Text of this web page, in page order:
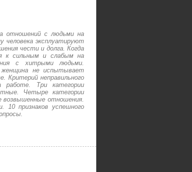
отношений с людьми на
эксплуатируют
чести и долга. Когда
к сильным и слабым на
с хитрыми людьми.
не испытывает
Критерий неправильного
Три категории
Четыре категории
возвышенные отношения.
признаков успешного